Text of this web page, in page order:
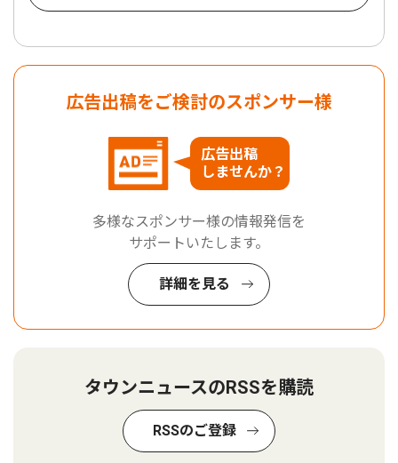
広告出稿をご検討のスポンサー様
広告出稿
しませんか？
多様なスポンサー様の情報発信を
サポートいたします。
詳細を見る
タウンニュースのRSSを購読
RSSのご登録